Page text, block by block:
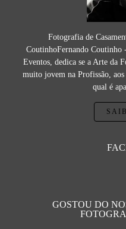
Fotografia de
CoutinhoFernando Coutinho
Eventos, dedica se a Arte da
muito jovem na Profissão,
qual é
GOSTOU DO